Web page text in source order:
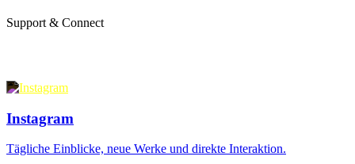
Support & Connect
Instagram
Tägliche Einblicke, neue Werke und direkte Interaktion.